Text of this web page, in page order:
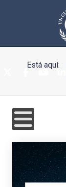
Está aquí: